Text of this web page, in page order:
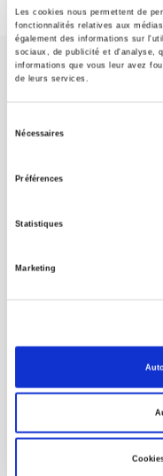
Les cookies nous permettent de
fonctionnalités relatives aux
également des informations sur
sociaux, de publicité et d'analyse,
informations que vous leur avez
de leurs services.
Nécessaires
Préférences
Statistiques
Marketing
SCIENCES PO
original research, to edit
help public and political
FOREIGN RIGHTS
FOR BOOKSHOPS
MY ACCOUNT
Future Releases
La France et